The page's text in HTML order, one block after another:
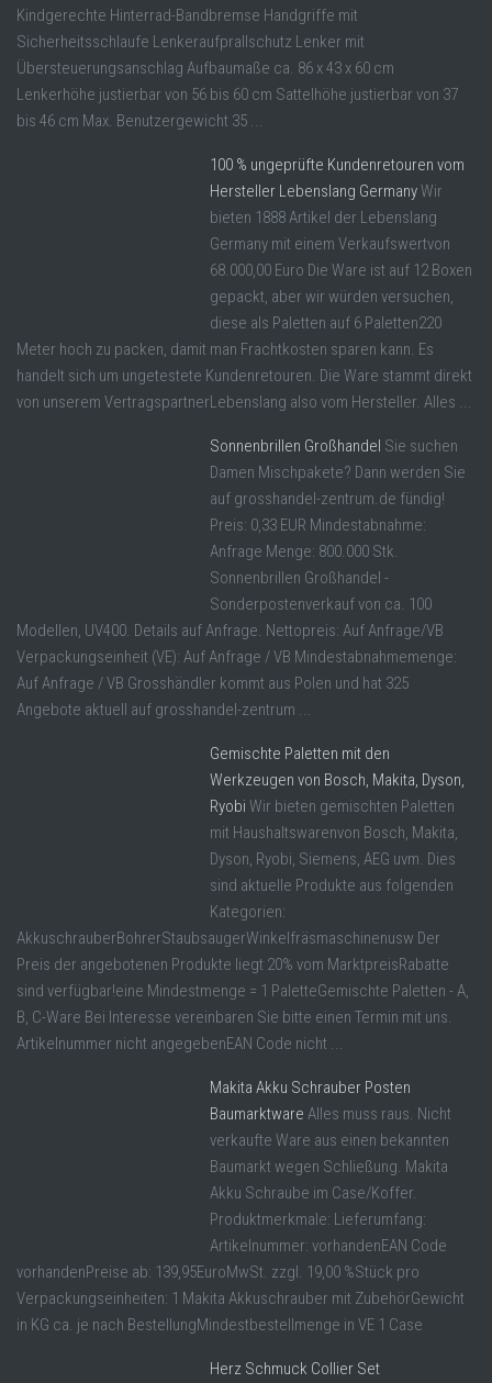
Kindgerechte Hinterrad-Bandbremse Handgriffe mit
Sicherheitsschlaufe Lenkeraufprallschutz Lenker mit
Übersteuerungsanschlag Aufbaumaße ca. 86 x 43 x 60 cm
Lenkerhöhe justierbar von 56 bis 60 cm Sattelhöhe justierbar von 37
bis 46 cm Max. Benutzergewicht 35 ...
100 % ungeprüfte Kundenretouren vom
Hersteller Lebenslang GermanyWir
bieten 1888 Artikel der Lebenslang
Germany mit einem Verkaufswertvon
68.000,00 Euro Die Ware ist auf 12 Boxen
gepackt, aber wir würden versuchen,
diese als Paletten auf 6 Paletten220
Meter hoch zu packen, damit man Frachtkosten sparen kann. Es
handelt sich um ungetestete Kundenretouren. Die Ware stammt direkt
von unserem VertragspartnerLebenslang also vom Hersteller. Alles ...
Sonnenbrillen Großhandel Sie suchen
Damen Mischpakete? Dann werden Sie
auf grosshandel-zentrum.de fündig!
Preis: 0,33 EUR Mindestabnahme:
Anfrage Menge: 800.000 Stk.
Sonnenbrillen Großhandel -
Sonderpostenverkauf von ca. 100
Modellen, UV400. Details auf Anfrage. Nettopreis: Auf Anfrage/VB
Verpackungseinheit (VE): Auf Anfrage / VB Mindestabnahmemenge:
Auf Anfrage / VB Grosshändler kommt aus Polen und hat 325
Angebote aktuell auf grosshandel-zentrum ...
Gemischte Paletten mit den
Werkzeugen von Bosch, Makita, Dyson,
Ryobi Wir bieten gemischten Paletten
mit Haushaltswarenvon Bosch, Makita,
Dyson, Ryobi, Siemens, AEG uvm. Dies
sind aktuelle Produkte aus folgenden
Kategorien:
AkkuschrauberBohrerStaubsaugerWinkelfräsmaschinenusw Der
Preis der angebotenen Produkte liegt 20% vom MarktpreisRabatte
sind verfügbar!eine Mindestmenge = 1 PaletteGemischte Paletten - A,
B, C-Ware Bei Interesse vereinbaren Sie bitte einen Termin mit uns.
Artikelnummer nicht angegebenEAN Code nicht ...
Makita Akku Schrauber Posten
Baumarktware Alles muss raus. Nicht
verkaufte Ware aus einen bekannten
Baumarkt wegen Schließung. Makita
Akku Schraube im Case/Koffer.
Produktmerkmale: Lieferumfang:
Artikelnummer: vorhandenEAN Code
vorhandenPreise ab: 139,95EuroMwSt. zzgl. 19,00 %Stück pro
Verpackungseinheiten: 1 Makita Akkuschrauber mit ZubehörGewicht
in KG ca. je nach BestellungMindestbestellmenge in VE 1 Case
Herz Schmuck Collier Set